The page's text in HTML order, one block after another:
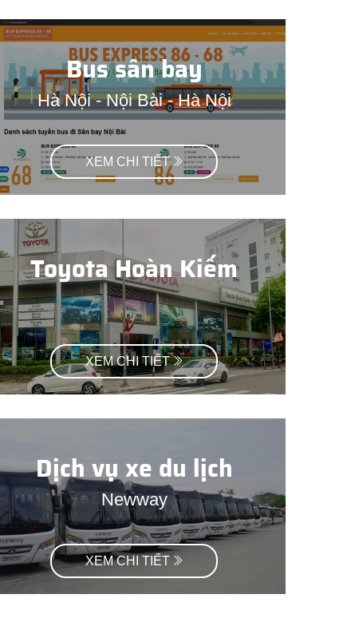
Bus sân bay
Hà Nội - Nội Bài - Hà Nội
XEM CHI TIẾT
Toyota Hoàn Kiếm
XEM CHI TIẾT
Dịch vụ xe du lịch
Newway
XEM CHI TIẾT